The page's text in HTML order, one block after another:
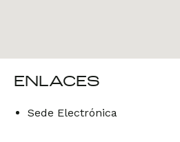
ENLACES
Sede Electrónica